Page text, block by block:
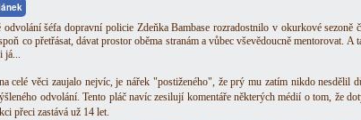
odvolání šéfa dopravní policie Zdeňka Bambase rozradostnilo v okurkové sezoně
co přetřásat, dávat prostor oběma stranám a vůbec vševědoucně mentorovat. A
já...
celé věci zaujalo nejvíc, je nářek "postiženého", že prý mu zatím nikdo nesdělil
odvolání. Tento pláč navíc zesilují komentáře některých médií o tom, že
přeci zastává už 14 let.